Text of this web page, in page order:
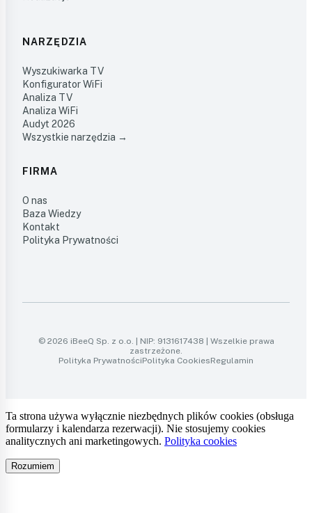
NARZĘDZIA
Wyszukiwarka TV
Konfigurator WiFi
Analiza TV
Analiza WiFi
Audyt 2026
Wszystkie narzędzia →
FIRMA
O nas
Baza Wiedzy
Kontakt
Polityka Prywatności
© 2026 iBeeQ Sp. z o.o. | NIP: 9131617438 | Wszelkie prawa
zastrzeżone.
Polityka PrywatnościPolityka CookiesRegulamin
Ta strona używa wyłącznie niezbędnych plików cookies (obsługa
formularzy i kalendarza rezerwacji). Nie stosujemy cookies
analitycznych ani marketingowych. Polityka cookies
Rozumiem